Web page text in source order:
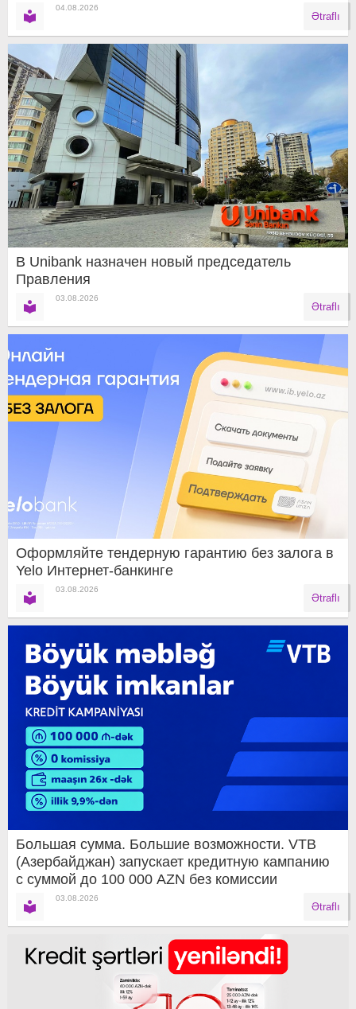
04.08.2026
Ətraflı
В Unibank назначен новый председатель
Правления
03.08.2026
Ətraflı
Оформляйте тендерную гарантию без залога в
Yelo Интернет-банкинге
03.08.2026
Ətraflı
Большая сумма. Большие возможности. VTB
(Азербайджан) запускает кредитную кампанию
с суммой до 100 000 AZN без комиссии
03.08.2026
Ətraflı